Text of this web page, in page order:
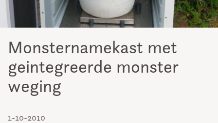
Monsternamekast met
geintegreerde monster
weging
1-10-2010